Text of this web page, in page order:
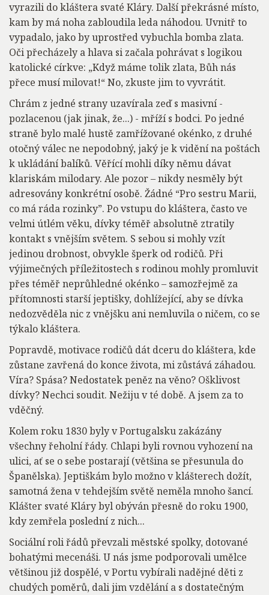
vyrazili do kláštera svaté Kláry. Další překrásné místo,
kam by má noha zabloudila leda náhodou. Uvnitř to
vypadalo, jako by uprostřed vybuchla bomba zlata.
Oči přecházely a hlava si začala pohrávat s logikou
katolické církve: „Když máme tolik zlata, Bůh nás
přece musí milovat!“ No, zkuste jim to vyvrátit.
Chrám z jedné strany uzavírala zeď s masivní -
pozlacenou (jak jinak, že...) - mříží s bodci. Po jedné
straně bylo malé hustě zamřížované okénko, z druhé
otočný válec ne nepodobný, jaký je k vidění na poštách
k ukládání balíků. Věřící mohli díky němu dávat
klariskám milodary. Ale pozor – nikdy nesměly být
adresovány konkrétní osobě. Žádné “Pro sestru Marii,
co má ráda rozinky”. Po vstupu do kláštera, často ve
velmi útlém věku, dívky téměř absolutně ztratily
kontakt s vnějším světem. S sebou si mohly vzít
jedinou drobnost, obvykle šperk od rodičů. Při
výjimečných příležitostech s rodinou mohly promluvit
přes téměř neprůhledné okénko – samozřejmě za
přítomnosti starší jeptišky, dohlížející, aby se dívka
nedozvěděla nic z vnějšku ani nemluvila o ničem, co se
týkalo kláštera.
Popravdě, motivace rodičů dát dceru do kláštera, kde
zůstane zavřená do konce života, mi zůstává záhadou.
Víra? Spása? Nedostatek peněz na věno? Ošklivost
dívky? Nechci soudit. Nežiju v té době. A jsem za to
vděčný.
Kolem roku 1830 byly v Portugalsku zakázány
všechny řeholní řády. Chlapi byli rovnou vyhození na
ulici, ať se o sebe postarají (většina se přesunula do
Španělska). Jeptiškám bylo možno v klášterech dožít,
samotná žena v tehdejším světě neměla mnoho šancí.
Klášter svaté Kláry byl obýván přesně do roku 1900,
kdy zemřela poslední z nich...
Sociální roli řádů převzali městské spolky, dotované
bohatými mecenáši. U nás jsme podporovali umělce
většinou již dospělé, v Portu vybírali nadějné děti z
chudých poměrů, dali jim vzdělání a s dostatečným